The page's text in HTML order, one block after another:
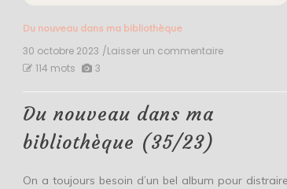
Du nouveau dans ma bibliothèque
30 octobre 2023 /Laisser un commentaireon
114 mots 3
Du nouveau dans ma
bibliothèque (35/23)
On a toujours besoin d’un bel album pour distraire